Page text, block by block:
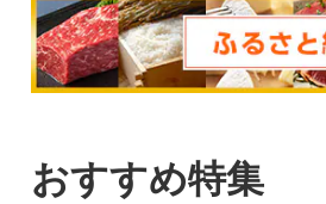
おすすめ特集